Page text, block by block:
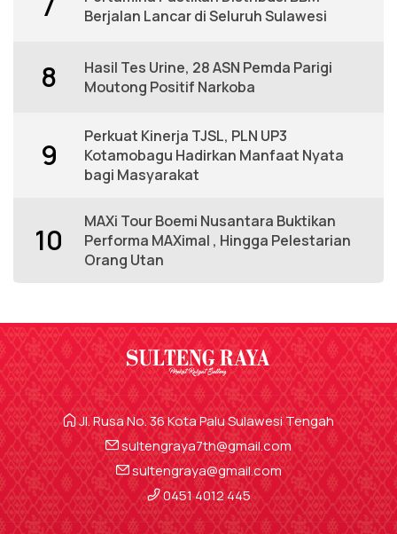
Berjalan Lancar di Seluruh Sulawesi
8
Hasil Tes Urine, 28 ASN Pemda Parigi
Moutong Positif Narkoba
9
Perkuat Kinerja TJSL, PLN UP3
Kotamobagu Hadirkan Manfaat Nyata
bagi Masyarakat
10
MAXi Tour Boemi Nusantara Buktikan
Performa MAXimal , Hingga Pelestarian
Orang Utan
Jl. Rusa No. 36 Kota Palu Sulawesi Tengah
sultengraya7th@gmail.com
sultengraya@gmail.com
0451 4012 445